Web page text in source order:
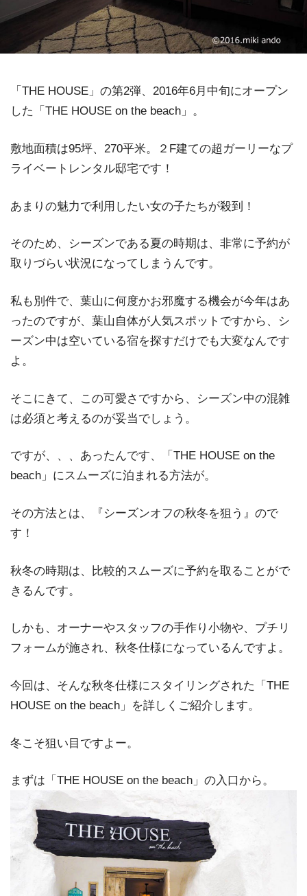
「THE HOUSE」の第2弾、2016年6月中旬にオープン
した「THE HOUSE on the beach」。
敷地面積は95坪、270平米。２F建ての超ガーリーなプ
ライベートレンタル邸宅です！
あまりの魅力で利用したい女の子たちが殺到！
そのため、シーズンである夏の時期は、非常に予約が
取りづらい状況になってしまうんです。
私も別件で、葉山に何度かお邪魔する機会が今年はあ
ったのですが、葉山自体が人気スポットですから、シ
ーズン中は空いている宿を探すだけでも大変なんです
よ。
そこにきて、この可愛さですから、シーズン中の混雑
は必須と考えるのが妥当でしょう。
ですが、、、あったんです、「THE HOUSE on the
beach」にスムーズに泊まれる方法が。
その方法とは、『シーズンオフの秋冬を狙う』ので
す！
秋冬の時期は、比較的スムーズに予約を取ることがで
きるんです。
しかも、オーナーやスタッフの手作り小物や、プチリ
フォームが施され、秋冬仕様になっているんですよ。
今回は、そんな秋冬仕様にスタイリングされた「THE
HOUSE on the beach」を詳しくご紹介します。
冬こそ狙い目ですよー。
まずは「THE HOUSE on the beach」の入口から。